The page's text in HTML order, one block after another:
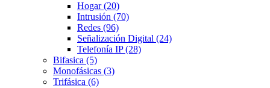
Hogar(20)
Intrusión (70)
Redes (96)
Señalización Digital (24)
Telefonía IP(28)
Bifasica (5)
Monofásicas (3)
Trifásica (6)